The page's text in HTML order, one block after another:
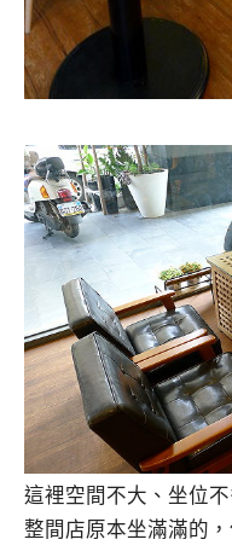
這裡空間不大、坐位
整間店原本坐滿滿的